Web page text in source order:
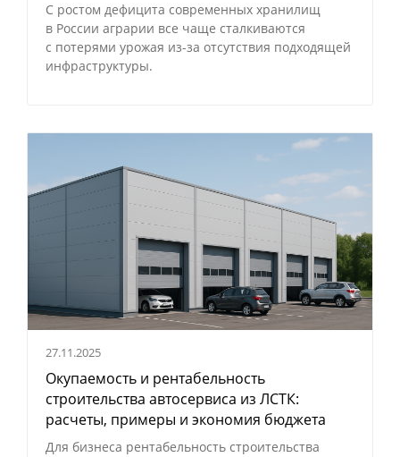
С ростом дефицита современных хранилищ
в России аграрии все чаще сталкиваются
с потерями урожая из-за отсутствия подходящей
инфраструктуры.
27.11.2025
Окупаемость и рентабельность
строительства автосервиса из ЛСТК:
расчеты, примеры и экономия бюджета
Для бизнеса рентабельность строительства